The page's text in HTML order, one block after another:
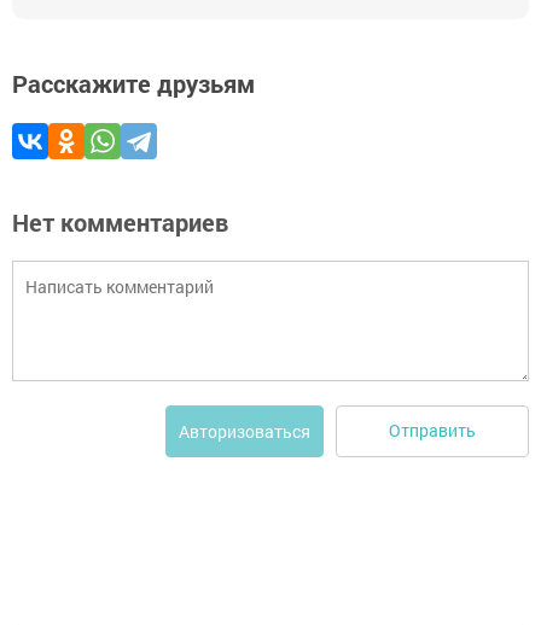
Расскажите друзьям
Нет комментариев
Авторизоваться Отправить